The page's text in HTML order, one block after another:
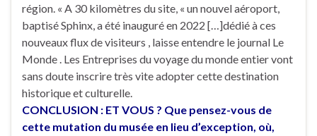
région. « A 30 kilomètres du site, « un nouvel aéroport,
baptisé Sphinx, a été inauguré en 2022 […]dédié à ces
nouveaux flux de visiteurs , laisse entendre le journal Le
Monde . Les Entreprises du voyage du monde entier vont
sans doute inscrire très vite adopter cette destination
historique et culturelle.
CONCLUSION : ET VOUS ? Que pensez-vous de
cette mutation du musée en lieu d’exception, où,